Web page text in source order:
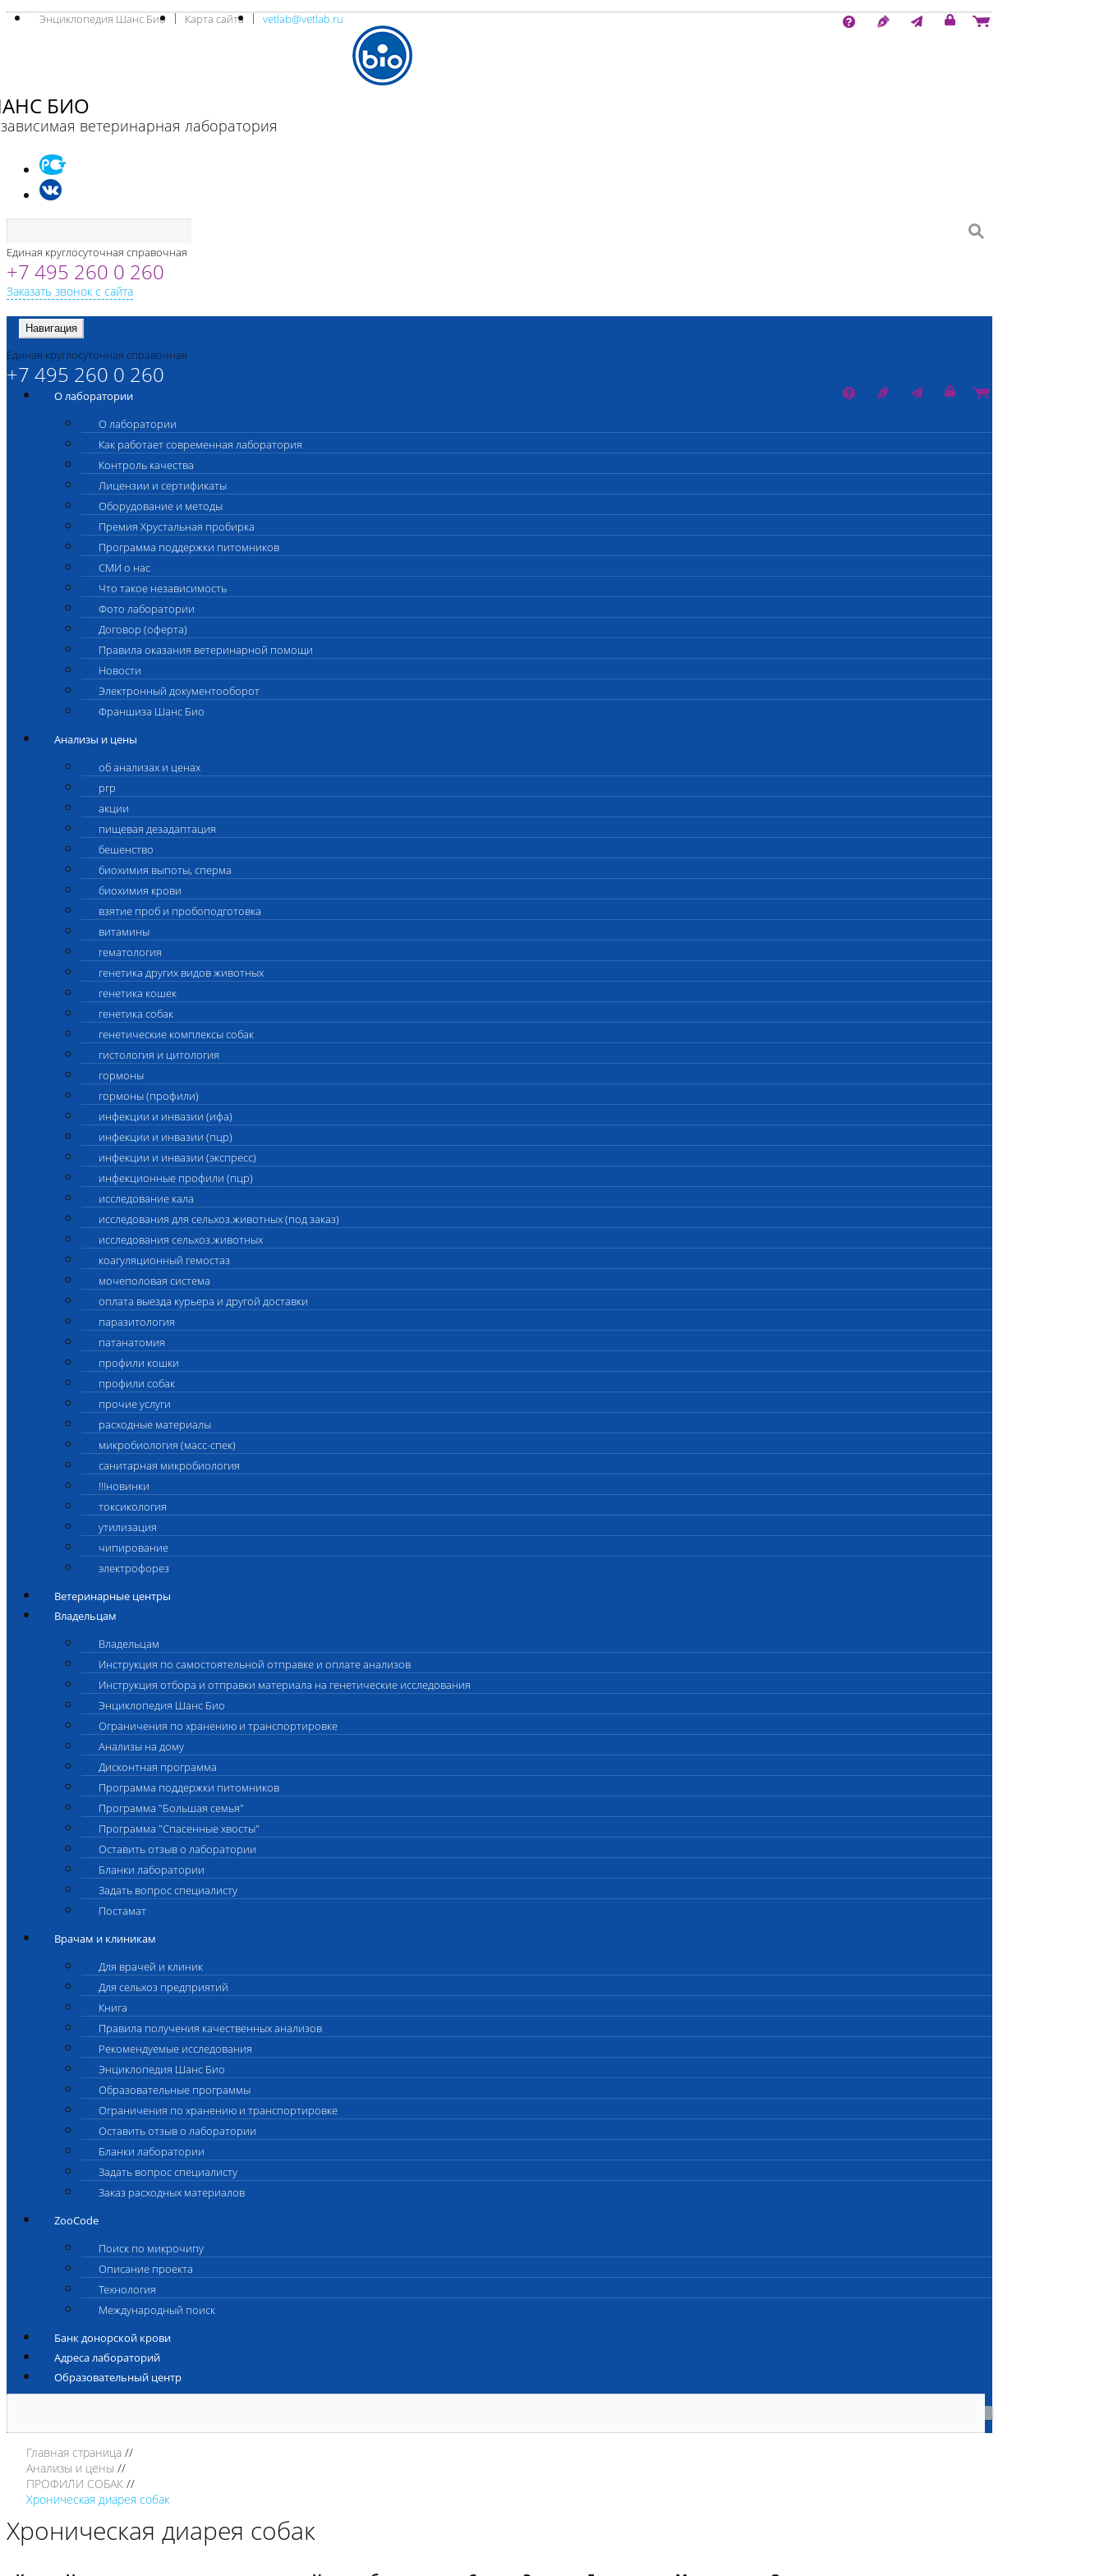
Энциклопедия Шанс Био Карта сайта vetlab@vetlab.ru
БИО
ветеринарная лаборатория
Единая круглосуточная справочная
+7 495 260 0 260
Заказать звонок с сайта
Навигация
Единая круглосуточная справочная
+7 495 260 0 260
О лаборатории
О лаборатории
Как работает современная лаборатория
Контроль качества
Лицензии и сертификаты
Оборудование и методы
Премия Хрустальная пробирка
Программа поддержки питомников
СМИ о нас
Что такое независимость
Фото лаборатории
Договор (оферта)
Правила оказания ветеринарной помощи
Новости
Электронный документооборот
Франшиза Шанс Био
Анализы и цены
об анализах и ценах
prp
акции
пищевая дезадаптация
бешенство
биохимия выпоты, сперма
биохимия крови
взятие проб и пробоподготовка
витамины
гематология
генетика других видов животных
генетика кошек
генетика собак
генетические комплексы собак
гистология и цитология
гормоны
гормоны (профили)
инфекции и инвазии (ифа)
инфекции и инвазии (пцр)
инфекции и инвазии (экспресс)
инфекционные профили (пцр)
исследование кала
исследования для сельхоз.животных (под заказ)
исследования сельхоз.животных
коагуляционный гемостаз
мочеполовая система
оплата выезда курьера и другой доставки
паразитология
патанатомия
профили кошки
профили собак
прочие услуги
расходные материалы
микробиология (масс-спек)
санитарная микробиология
!!!новинки
токсикология
утилизация
чипирование
электрофорез
Ветеринарные центры
Владельцам
Владельцам
Инструкция по самостоятельной отправке и оплате анализов
Инструкция отбора и отправки материала на генетические исследования
Энциклопедия Шанс Био
Ограничения по хранению и транспортировке
Анализы на дому
Дисконтная программа
Программа поддержки питомников
Программа "Большая семья"
Программа "Спасенные хвосты"
Оставить отзыв о лаборатории
Бланки лаборатории
Задать вопрос специалисту
Постамат
Врачам и клиникам
Для врачей и клиник
Для сельхоз предприятий
Книга
Правила получения качественных анализов
Рекомендуемые исследования
Энциклопедия Шанс Био
Образовательные программы
Ограничения по хранению и транспортировке
Оставить отзыв о лаборатории
Бланки лаборатории
Задать вопрос специалисту
Заказ расходных материалов
ZooCode
Поиск по микрочипу
Описание проекта
Технология
Международный поиск
Банк донорской крови
Адреса лабораторий
Образовательный центр
Главная страница
Анализы и цены
ПРОФИЛИ СОБАК
Хроническая диарея собак
Хроническая диарея собак